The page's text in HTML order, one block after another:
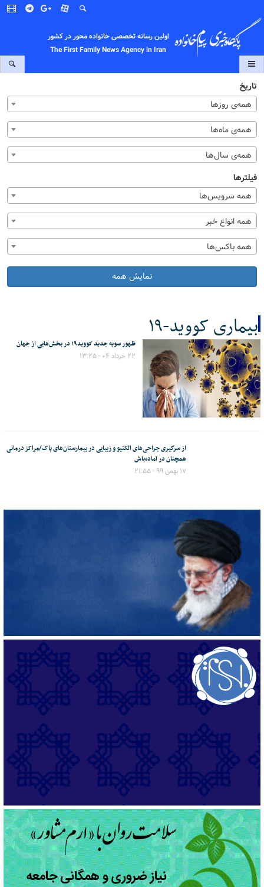
اولین رسانه تخصصی خانواده محور در کشور
The First Family News Agency in Iran
تاریخ
همه‌ی روزها
همه‌ی ماه‌ها
همه‌ی سال‌ها
فیلترها
همه سرویس‌ها
همه انواع خبر
همه باکس‌ها
نمایش همه
بیماری کووید-۱۹
کل اخبار:2 ظهور سویه جدید کووید۱۹ در بخش‌هایی از جهان
۲۲ خرداد ۰۴ - ۱۳:۲۵
از سرگیری جراحی‌های الکتیو و زیبایی در بیمارستان‌های پاک/مراکز درمانی
همچنان در آماده‌باش
۱۷ بهمن ۹۹ - ۲۱:۵۵